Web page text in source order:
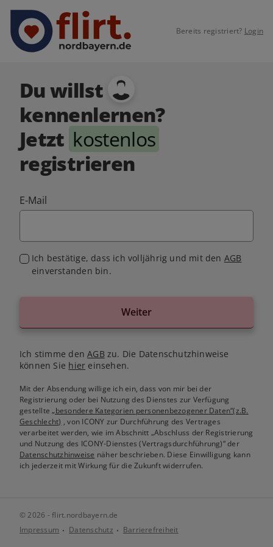
Bereits registriert? Login
Du willst
kennenlernen?
Jetzt kostenlos
registrieren
E-Mail
Ich bestätige, dass ich volljährig und mit den AGB
einverstanden bin.
Weiter
Ich stimme denAGB zu. Die Datenschutzhinweise
können Sie hier einsehen.
Mit der Absendung willige ich ein, dass von mir bei der
Registrierung oder bei Nutzung des Dienstes zur Verfügung
gestellte„besondere Kategorien personenbezogener Daten“(z.B.
Geschlecht) , von ICONY zur Durchführung des Vertrages
verarbeitet werden, wie im Abschnitt „Abschluss der Registrierung
und Nutzung des ICONY-Dienstes (Vertragsdurchführung)“ der
Datenschutzhinweise näher beschrieben. Diese Einwilligung kann
ich jederzeit mit Wirkung für die Zukunft widerrufen.
© 2026 - flirt.nordbayern.de
Impressum
Datenschutz Barrierefreiheit